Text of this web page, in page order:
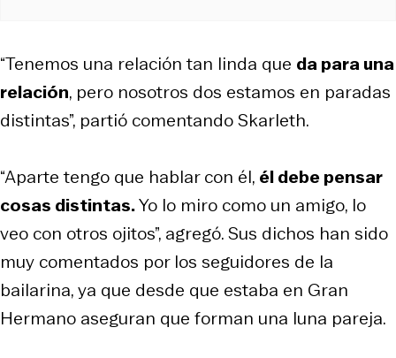
“Tenemos una relación tan linda que da para una
relación, pero nosotros dos estamos en paradas
distintas”, partió comentando Skarleth.
“Aparte tengo que hablar con él, él debe pensar
cosas distintas.Yo lo miro como un amigo, lo
veo con otros ojitos”, agregó. Sus dichos han sido
muy comentados por los seguidores de la
bailarina, ya que desde que estaba en Gran
Hermano aseguran que forman una luna pareja.